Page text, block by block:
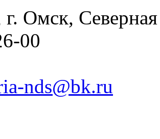
г. Омск,
00
nds@bk.ru